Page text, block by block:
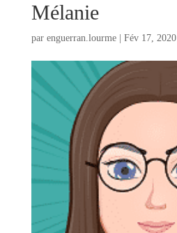
Mélanie
par enguerran.lourme| Fév 17, 2020